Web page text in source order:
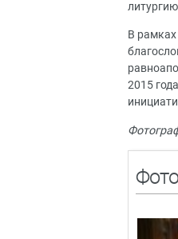
В рамках
2015